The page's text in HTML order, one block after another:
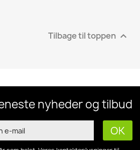
Tilbage til toppen 
nyheder og tilbud